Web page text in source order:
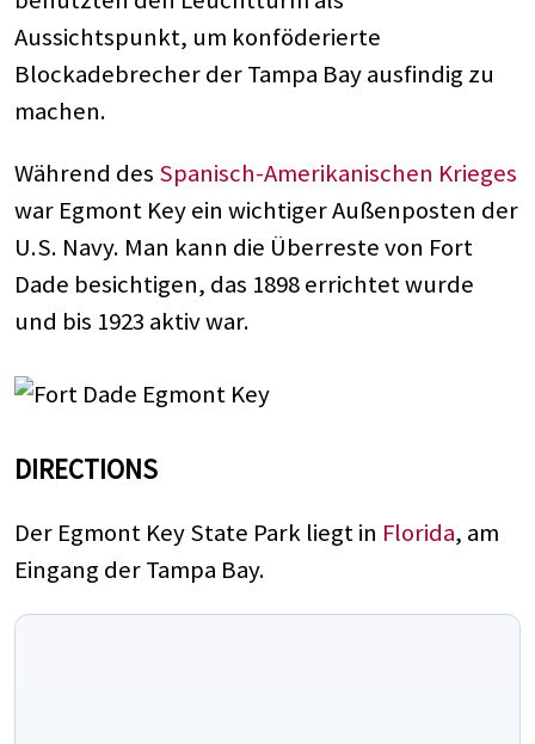
Aussichtspunkt, um konföderierte
Blockadebrecher der Tampa Bay ausfindig zu
machen.
Während des Spanisch-Amerikanischen Krieges
war Egmont Key ein wichtiger Außenposten der
U.S. Navy. Man kann die Überreste von Fort
Dade besichtigen, das 1898 errichtet wurde
und bis 1923 aktiv war.
DIRECTIONS
Der Egmont Key State Park liegt in Florida, am
Eingang der Tampa Bay.